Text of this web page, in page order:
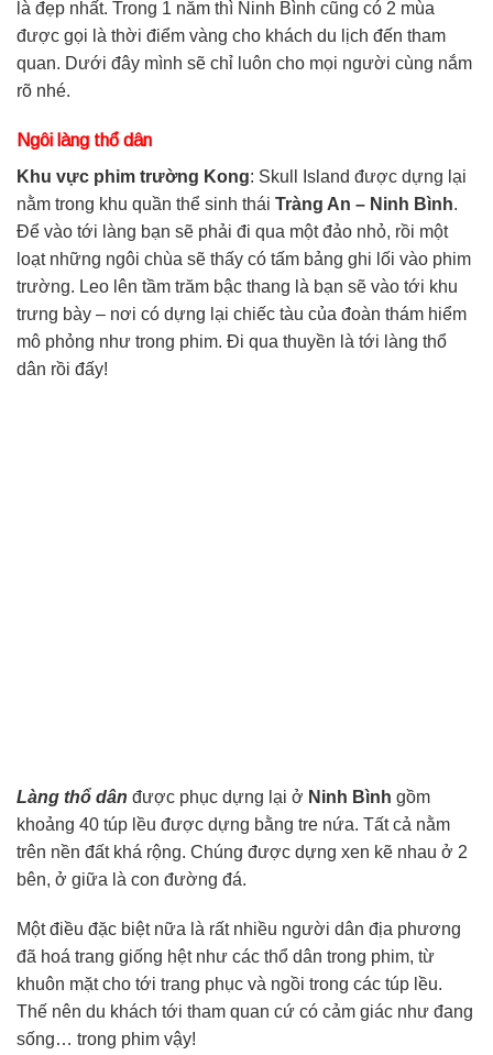
là đẹp nhất. Trong 1 năm thì Ninh Bình cũng có 2 mùa
được gọi là thời điểm vàng cho khách du lịch đến tham
quan. Dưới đây mình sẽ chỉ luôn cho mọi người cùng nắm
rõ nhé.
Ngôi làng thổ dân
Khu vực phim trường Kong: Skull Island được dựng lại
nằm trong khu quần thể sinh thái Tràng An – Ninh Bình.
Để vào tới làng bạn sẽ phải đi qua một đảo nhỏ, rồi một
loạt những ngôi chùa sẽ thấy có tấm bảng ghi lối vào phim
trường. Leo lên tầm trăm bậc thang là bạn sẽ vào tới khu
trưng bày – nơi có dựng lại chiếc tàu của đoàn thám hiểm
mô phỏng như trong phim. Đi qua thuyền là tới làng thổ
dân rồi đấy!
Làng thổ dân được phục dựng lại ở Ninh Bình gồm
khoảng 40 túp lều được dựng bằng tre nứa. Tất cả nằm
trên nền đất khá rộng. Chúng được dựng xen kẽ nhau ở 2
bên, ở giữa là con đường đá.
Một điều đặc biệt nữa là rất nhiều người dân địa phương
đã hoá trang giống hệt như các thổ dân trong phim, từ
khuôn mặt cho tới trang phục và ngồi trong các túp lều.
Thế nên du khách tới tham quan cứ có cảm giác như đang
sống… trong phim vậy!